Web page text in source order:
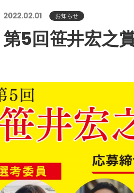
2022.02.01 お知らせ
第5回笹井宏之